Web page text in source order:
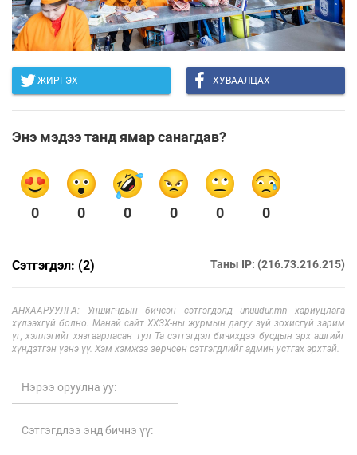
ЖИРГЭХ ХУВААЛЦАХ
Энэ мэдээ танд ямар санагдав?
0 0 0 0 0 0
Сэтгэгдэл: (2) Таны IP: (216.73.216.215)
АНХААРУУЛГА: Уншигчдын бичсэн сэтгэгдэлд unuudur.mn хариуцлага
хүлээхгүй болно. Манай сайт ХХЗХ-ны журмын дагуу зүй зохисгүй зарим
үг, хэллэгийг хязгаарласан тул Та сэтгэгдэл бичихдээ бусдын эрх ашгийг
хүндэтгэн үзнэ үү. Хэм хэмжээ зөрчсөн сэтгэгдлийг админ устгах эрхтэй.